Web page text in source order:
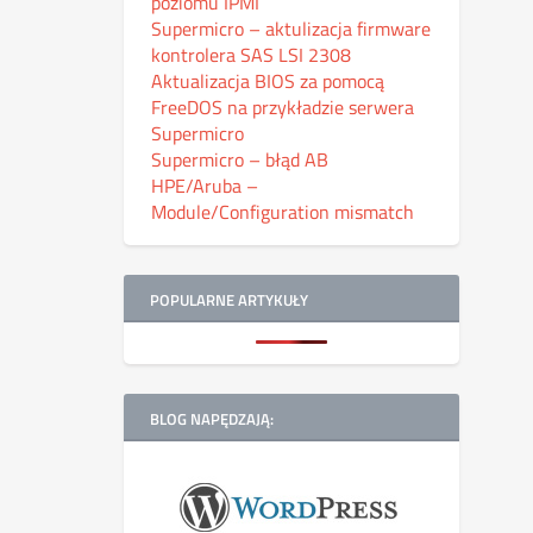
Supermicro – aktulizacja firmware
kontrolera SAS LSI 2308
Aktualizacja BIOS za pomocą
FreeDOS na przykładzie serwera
Supermicro
Supermicro – błąd AB
HPE/Aruba –
Module/Configuration mismatch
POPULARNE ARTYKUŁY
BLOG NAPĘDZAJĄ: